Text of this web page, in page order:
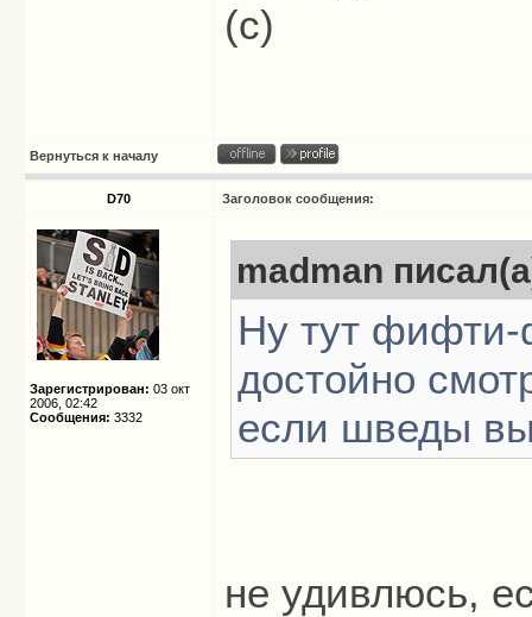
(с)
Вернуться к началу
D70 Заголовок сообщения:
Зарегистрирован: 03 окт
2006, 02:42
Сообщения: 3332
madman
Ну тут
достойно
если шведы
не удивлюсь,